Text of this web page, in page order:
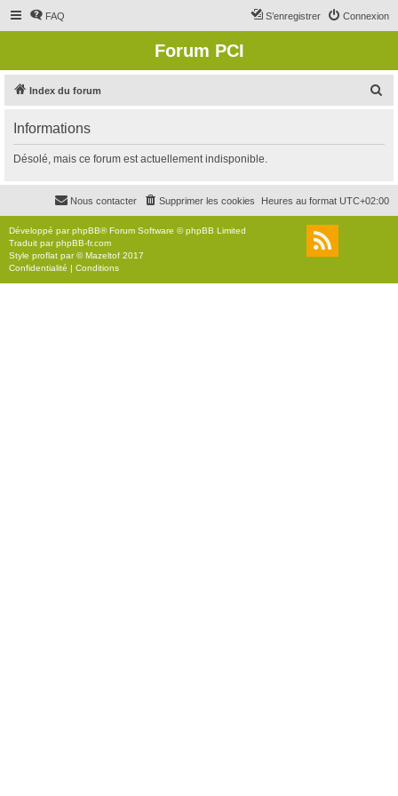
FAQ Connexion
S’enregistrer
Forum PCI
Index du forum
r
c
r
Informations
Désolé, mais ce forum est actuellement indisponible.
Heures au format UTC+02:00
Supprimer les cookies
Nous contacter
Développé parphpBB® Forum Software © phpBB Limited
Traduit parphpBB-fr.com
Style proflat par ©Mazeltof 2017
Confidentialité | Conditions